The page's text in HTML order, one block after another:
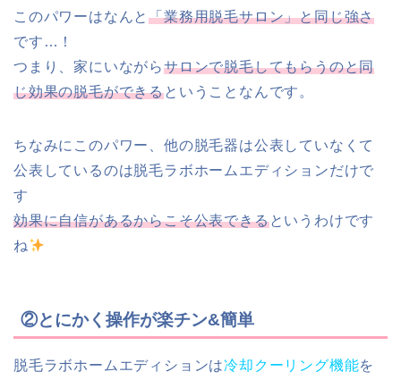
このパワーはなんと「業務用脱毛サロン」と同じ強さ
です … ！
つまり、家にいながらサロンで脱毛してもらうのと同
じ効果の脱毛ができるということなんです。
ちなみにこのパワー、他の脱毛器は公表していなくて
公表しているのは脱毛ラボホームエディションだけで
す
効果に自信があるからこそ公表できるというわけです
ね
②とにかく操作が楽チン&簡単
脱毛ラボホームエディションは冷却クーリング機能を